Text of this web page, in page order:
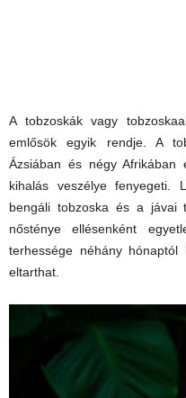
A tobzoskák vagy
emlősök egyik rendje. A
Ázsiában és négy
kihalás veszélye fenyegeti.
bengáli tobzoska és a jávai
nősténye ellésenként
terhessége néhány
eltarthat.